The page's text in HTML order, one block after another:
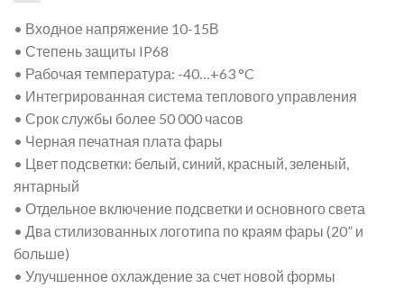
• Входное напряжение 10-15В
• Степень защиты IP68
• Рабочая температура: -40…+63 °C
• Интегрированная система теплового управления
• Срок службы более 50 000 часов
• Черная печатная плата фары
• Цвет подсветки: белый, синий, красный, зеленый,
янтарный
• Отдельное включение подсветки и основного света
• Два стилизованных логотипа по краям фары (20” и
больше)
• Улучшенное охлаждение за счет новой формы